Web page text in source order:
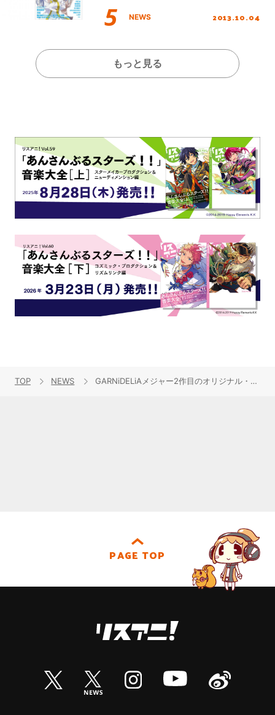
NEWS 2013.10.04
もっと見る
TOP NEWS GARNiDELiAメジャー2作目のオリジナル・フルアルバムの発売が決定！「MIRAI」のショートフィルムをフルバージョンで公開！
PAGE TOP